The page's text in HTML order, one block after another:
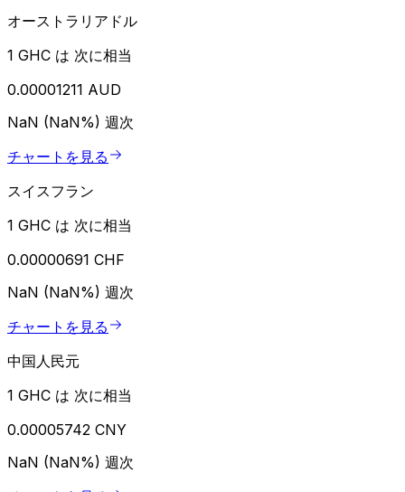
オーストラリアドル
1 GHC は 次に相当
0.00001211 AUD
NaN (NaN%) 週次
チャートを見る
スイスフラン
1 GHC は 次に相当
0.00000691 CHF
NaN (NaN%) 週次
チャートを見る
中国人民元
1 GHC は 次に相当
0.00005742 CNY
NaN (NaN%) 週次